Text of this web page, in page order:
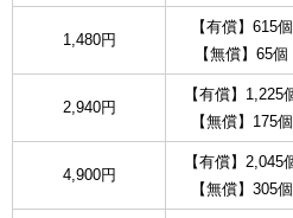
1,480円
【有償】615個
【無償】65個
2,940円
【有償】1,225
【無償】175個
4,900円
【有償】2,045
【無償】305個